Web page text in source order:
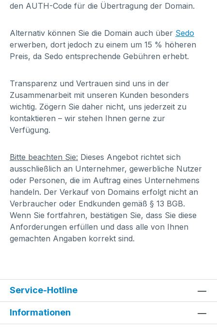
den AUTH-Code für die Übertragung der Domain.
Alternativ können Sie die Domain auch über Sedo
erwerben, dort jedoch zu einem um 15 % höheren
Preis, da Sedo entsprechende Gebühren erhebt.
Transparenz und Vertrauen sind uns in der
Zusammenarbeit mit unseren Kunden besonders
wichtig. Zögern Sie daher nicht, uns jederzeit zu
kontaktieren – wir stehen Ihnen gerne zur
Verfügung.
Bitte beachten Sie: Dieses Angebot richtet sich
ausschließlich an Unternehmer, gewerbliche Nutzer
oder Personen, die im Auftrag eines Unternehmens
handeln. Der Verkauf von Domains erfolgt nicht an
Verbraucher oder Endkunden gemäß § 13 BGB.
Wenn Sie fortfahren, bestätigen Sie, dass Sie diese
Anforderungen erfüllen und dass alle von Ihnen
gemachten Angaben korrekt sind.
Service-Hotline
Informationen